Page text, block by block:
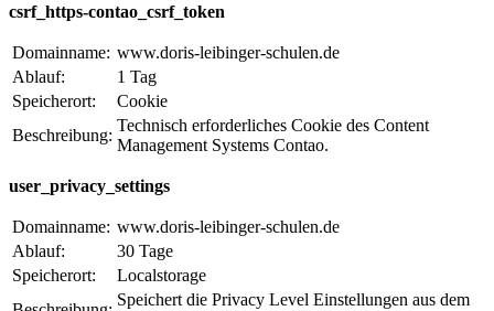
csrf_https-contao_csrf_token
Domainname: www.doris-leibinger-schulen.de
Ablauf:
1 Tag
Speicherort:
Cookie
Beschreibung:
Technisch erforderliches Cookie des Content
Management Systems Contao.
user_privacy_settings
Domainname: www.doris-leibinger-schulen.de
Ablauf:
30 Tage
Speicherort:
Localstorage
Speichert die Privacy Level Einstellungen aus dem